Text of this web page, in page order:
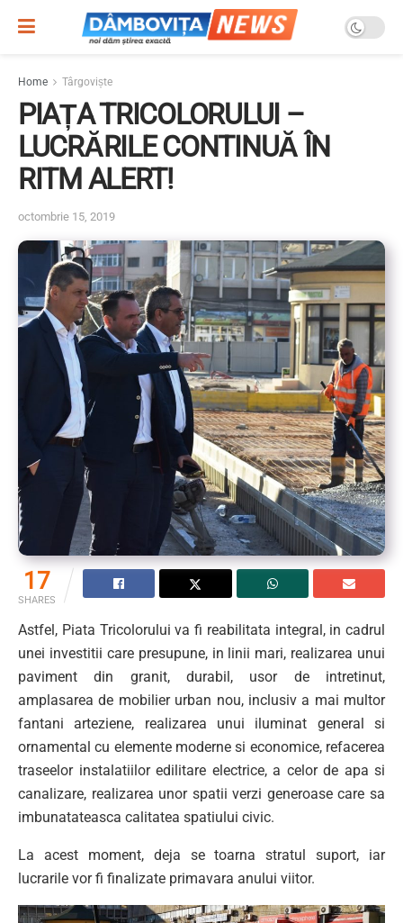
Home Târgoviște
PIAȚA TRICOLORULUI –
LUCRĂRILE CONTINUĂ ÎN
RITM ALERT!
octombrie 15, 2019
17
SHARES
Astfel, Piata Tricolorului va fi reabilitata integral, in cadrul
unei investitii care presupune, in linii mari, realizarea unui
paviment din granit, durabil, usor de intretinut,
amplasarea de mobilier urban nou, inclusiv a mai multor
fantani arteziene, realizarea unui iluminat general si
ornamental cu elemente moderne si economice, refacerea
traseelor instalatiilor edilitare electrice, a celor de apa si
canalizare, realizarea unor spatii verzi generoase care sa
imbunatateasca calitatea spatiului civic.
La acest moment, deja se toarna stratul suport, iar
lucrarile vor fi finalizate primavara anului viitor.